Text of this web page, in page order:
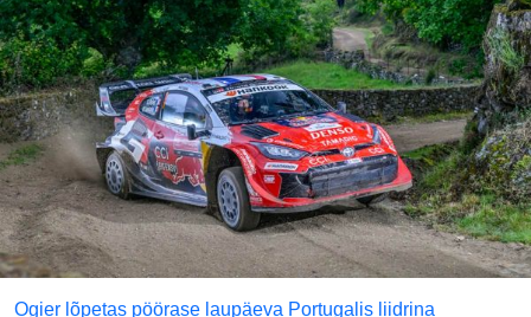
Ogier lõpetas pöörase laupäeva Portugalis liidrina